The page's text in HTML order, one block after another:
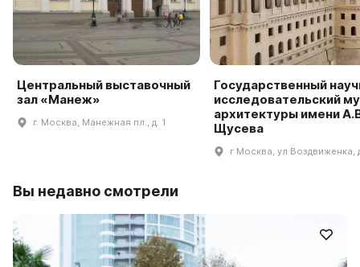
Центральный выставочный
зал «Манеж»
г. Москва, Манежная пл., д. 1
Государственный
исследовательский
архитектуры имени
Щусева
г Москва, ул Воздвиженка,
Вы недавно смотрели